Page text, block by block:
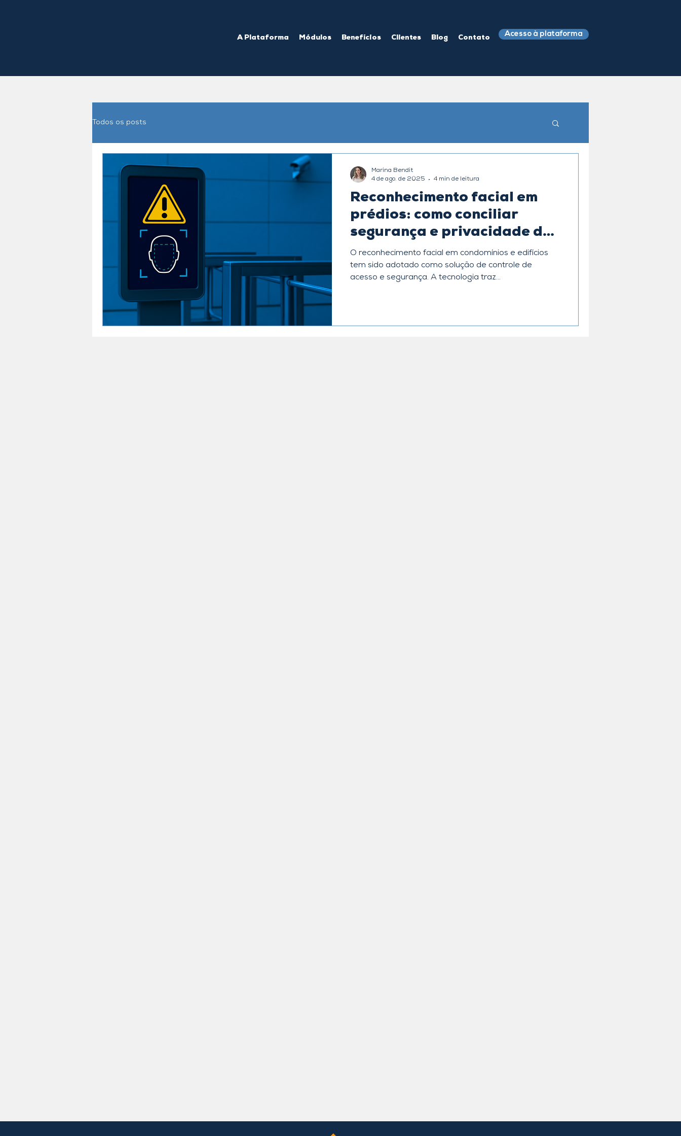
A Plataforma Módulos Benefícios Clientes Blog Contato Acesso à plataforma
Todos os posts
Reconhecimento facial em
prédios: como conciliar
segurança e privacidade de
forma legal
O reconhecimento facial em condomínios e edifícios
tem sido adotado como solução de controle de
acesso e segurança. A tecnologia traz...
Marina Bendit
4 de ago. de 2025
4 min de leitura